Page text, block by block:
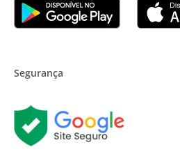
Segurança